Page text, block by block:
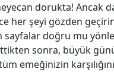
dorukta! Ancak
her şeyi gözden
sayfalar doğru mu
sonra, büyük
emeğinizin